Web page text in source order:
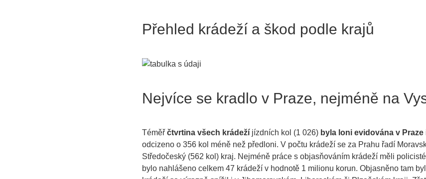
Přehled krádeží a škod podle krajů
Nejvíce se kradlo v Praze, nejméně na
Téměř čtvrtina všech krádežíjízdních kol (1 026) byla loni evidována v Praze
odcizeno o 356 kol méně než předloni. V počtu krádeží se za Prahu řadí
Středočeský (562 kol) kraj. Nejméně práce s objasňováním krádeží měli
bylo nahlášeno celkem 47 krádeží v hodnotě 1 milionu korun. Objasněno tam